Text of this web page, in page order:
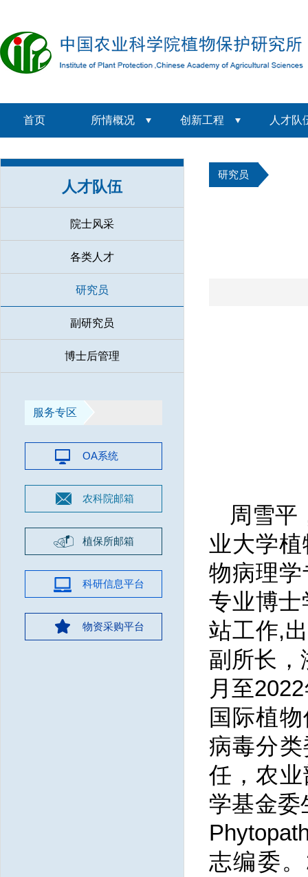
首页 所情概况 创新工程 人才队
人才队伍
院士风采
各类人才
研究员
副研究员
博士后管理
服务专区
OA系统
农科院邮箱
植保所邮箱
科研信息平台
物资采购平台
研究员
周雪平
业大学
物病理
专业博
站工作,
副所长，
月至
国际植
病毒分
任，农
学基金委
志编委